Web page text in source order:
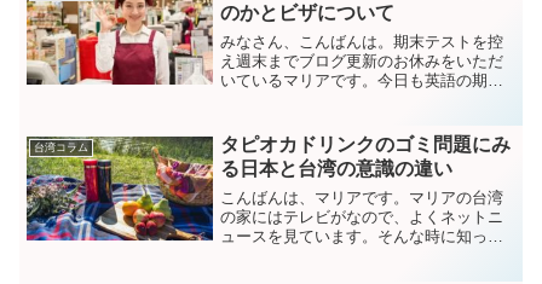
のかとビザについて
みなさん、こんばんは。期末テストを控
え週末までブログ更新のお休みをいただ
いているマリアです。今日も英語の期末
いました。今朝は朝９時から授業があっ
たので、会社員がちょっ...
台湾コラム
タピオカドリンクのゴミ問題にみ
る日本と台湾の意識の違い
こんばんは、マリアです。マリアの台湾
の家にはテレビがなので、よくネットニ
ュースを見ています。そんな時に知った